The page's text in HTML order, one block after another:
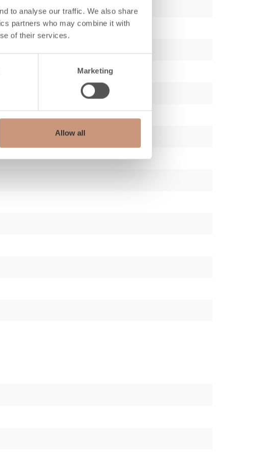
to analyse our traffic. We also share
partners who may combine it with
of their services.
Marketing
Allow all